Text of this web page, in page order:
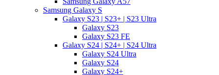
Samsung Galaxy S
Galaxy S23 | S23+ | S23 Ultra
Galaxy S23
Galaxy S23 FE
Galaxy S24 | S24+ | S24 Ultra
Galaxy S24 Ultra
Galaxy S24
Galaxy S24+